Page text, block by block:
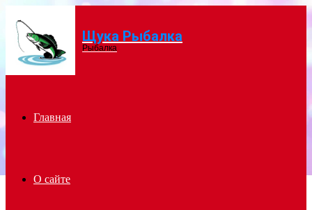
Menu Щука Рыбалка
Рыбалка
Главная
О сайте